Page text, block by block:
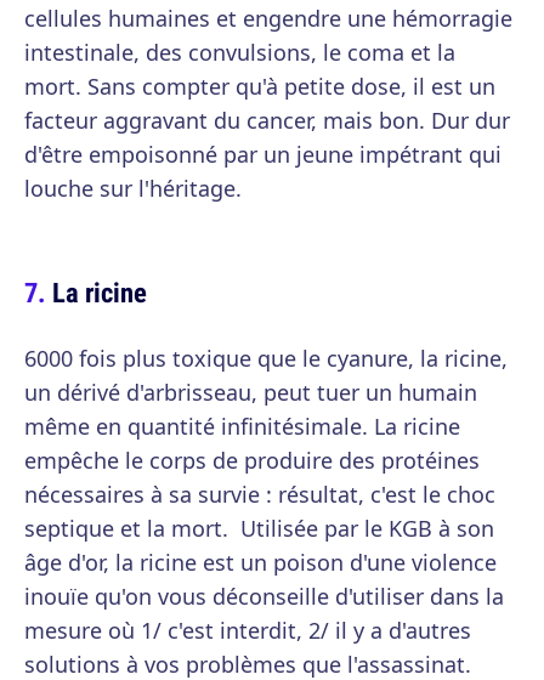
cellules humaines et engendre une hémorragie
intestinale, des convulsions, le coma et la
mort. Sans compter qu'à petite dose, il est un
facteur aggravant du cancer, mais bon. Dur dur
d'être empoisonné par un jeune impétrant qui
louche sur l'héritage.
La ricine
6000 fois plus toxique que le cyanure, la ricine,
un dérivé d'arbrisseau, peut tuer un humain
même en quantité infinitésimale. La ricine
empêche le corps de produire des protéines
nécessaires à sa survie : résultat, c'est le choc
septique et la mort. Utilisée par le KGB à son
âge d'or, la ricine est un poison d'une violence
inouïe qu'on vous déconseille d'utiliser dans la
mesure où 1/ c'est interdit, 2/ il y a d'autres
solutions à vos problèmes que l'assassinat.